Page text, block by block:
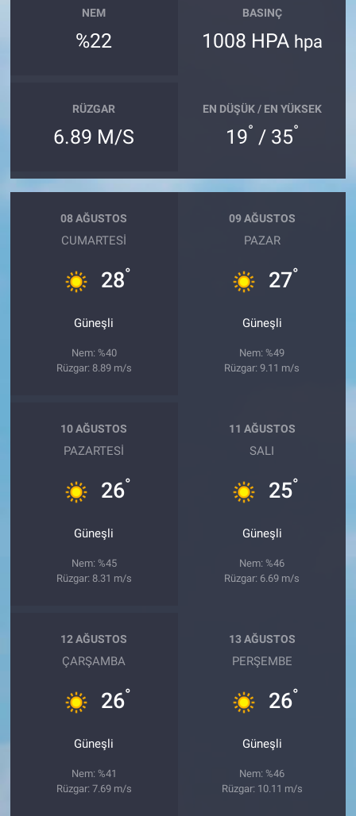
NEM
%22
BASINÇ
1008 HPA hpa
RÜZGAR
6.89 M/S
EN DÜŞÜK / EN YÜKSEK
19° / 35°
08 AĞUSTOS
CUMARTESI
28°
Güneşli
Nem: %40
Rüzgar: 8.89 m/s
09 AĞUSTOS
PAZAR
27°
Güneşli
Nem: %49
Rüzgar: 9.11 m/s
10 AĞUSTOS
PAZARTESI
26°
Güneşli
Nem: %45
Rüzgar: 8.31 m/s
11 AĞUSTOS
SALI
25°
Güneşli
Nem: %46
Rüzgar: 6.69 m/s
12 AĞUSTOS
ÇARŞAMBA
26°
Güneşli
Nem: %41
Rüzgar: 7.69 m/s
13 AĞUSTOS
PERŞEMBE
26°
Güneşli
Nem: %46
Rüzgar: 10.11 m/s